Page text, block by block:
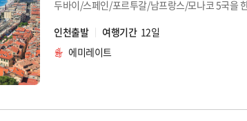
인천출발
여행기간 12일
에미레이트